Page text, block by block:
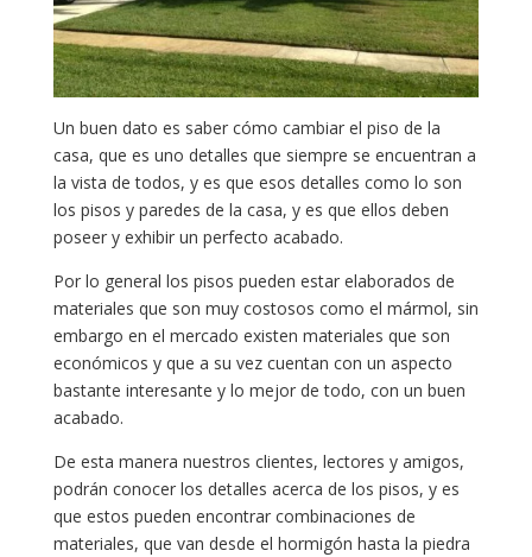
Un buen dato es saber cómo cambiar el piso de la
casa, que es uno detalles que siempre se encuentran a
la vista de todos, y es que esos detalles como lo son
los pisos y paredes de la casa, y es que ellos deben
poseer y exhibir un perfecto acabado.
Por lo general los pisos pueden estar elaborados de
materiales que son muy costosos como el mármol, sin
embargo en el mercado existen materiales que son
económicos y que a su vez cuentan con un aspecto
bastante interesante y lo mejor de todo, con un buen
acabado.
De esta manera nuestros clientes, lectores y amigos,
podrán conocer los detalles acerca de los pisos, y es
que estos pueden encontrar combinaciones de
materiales, que van desde el hormigón hasta la piedra